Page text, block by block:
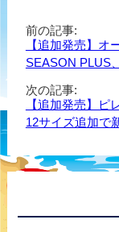
前の記事:
【追加発売】オ
SEASON PLUS
次の記事:
【追加発売】ピ
12サイズ追加で